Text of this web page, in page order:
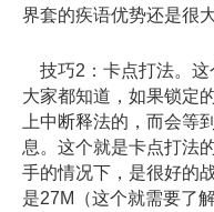
界套的疾语优势还是很大
技巧2：卡点打法。这
大家都知道，如果锁定
上中断释法的，而会等
息。这个就是卡点打法
手的情况下，是很好的
是27M（这个就需要了